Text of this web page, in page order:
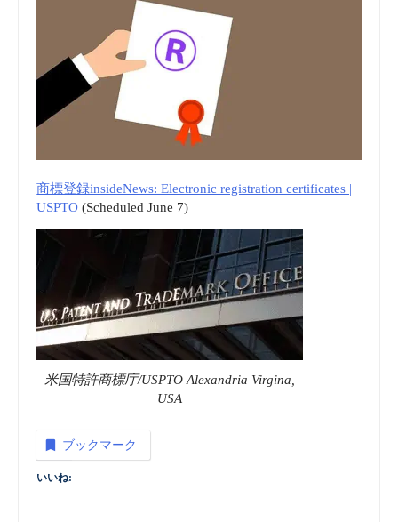
商標登録insideNews: Electronic registration certificates |
USPTO (Scheduled June 7)
米国特許商標庁/USPTO Alexandria Virgina,
USA
ブックマーク
いいね: